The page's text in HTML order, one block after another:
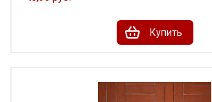
Купить